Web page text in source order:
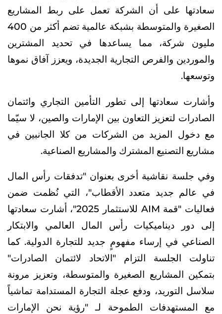
سعادتها على أن الشركة تعمل على ربط المشاريع
الصغيرة والمتوسطة بشبكة عالمية تضم أكثر من 400
مليون شركة، مما يساعدها في تحديد المشترين
والموردين والفرص التجارية الجديدة، ويعزز آفاق نموها
وتوسعها.
وأشارت سعادتها إلى تطور التأمين التجاري وائتمان
الصادرات لتعزيز التعاون بين الإمارات والصين، لا سيّما
مع دخول المزيد من الشركات من كلا الجانبين في
مشاريع التصنيع المشترك والمشاريع الصناعية.
وفي جلسة نقاشية أخرى بعنوان "تدفقات رأس المال
في عالم جديد متعدد الأقطاب"، التي نُظمت ضمن
فعاليات "قمة AIM للاستثمار 2025"، أشارت سعادتها
إلى دور ديناميكيات رأس المال العالمي والابتكار
الصناعي في إرساء مفهومٍ جديد للتجارة الدولية. كما
تناولت الجلسة التزام "الاتحاد لائتمان الصادرات"
بتمكين المشاريع الصغيرة والمتوسطة، وتعزيز مرونة
سلاسل التوريد، ودفع عجلة التجارة المستدامة تماشياً
مع المستهدفات الطموحة لـ "رؤية نحن الإمارات